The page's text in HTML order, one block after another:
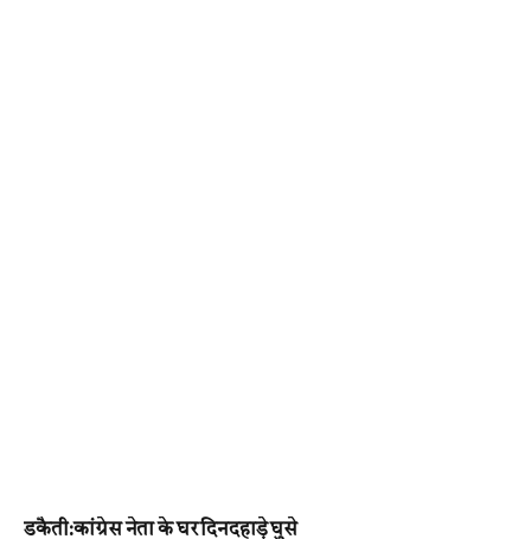
डकैती:कांग्रेस नेता के घर दिनदहाड़े घुसे